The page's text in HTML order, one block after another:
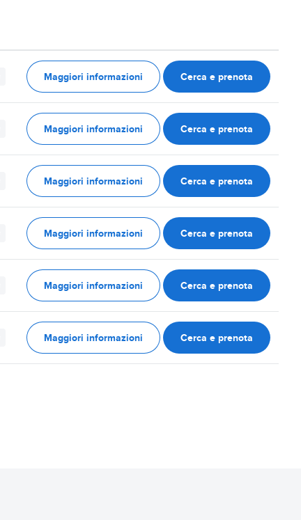
Maggiori informazioni Cerca e prenota
Maggiori informazioni Cerca e prenota
Maggiori informazioni Cerca e prenota
Maggiori informazioni Cerca e prenota
Maggiori informazioni Cerca e prenota
Maggiori informazioni Cerca e prenota